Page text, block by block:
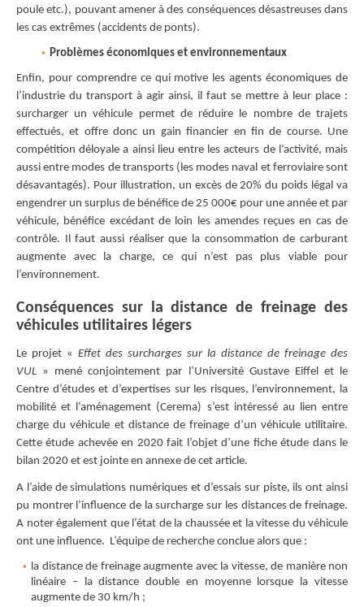
poule etc.), pouvant amener à des conséquences désastreuses dans
les cas extrêmes (accidents de ponts).
Problèmes économiques et environnementaux
Enfin, pour comprendre ce qui motive les agents économiques de
l’industrie du transport à agir ainsi, il faut se mettre à leur place :
surcharger un véhicule permet de réduire le nombre de trajets
effectués, et offre donc un gain financier en fin de course. Une
compétition déloyale a ainsi lieu entre les acteurs de l’activité, mais
aussi entre modes de transports (les modes naval et ferroviaire sont
désavantagés). Pour illustration, un excès de 20% du poids légal va
engendrer un surplus de bénéfice de 25 000€ pour une année et par
véhicule, bénéfice excédant de loin les amendes reçues en cas de
contrôle. Il faut aussi réaliser que la consommation de carburant
augmente avec la charge, ce qui n’est pas plus viable pour
l’environnement.
Conséquences sur la distance de freinage des
véhicules utilitaires légers
Le projet « Effet des surcharges sur la distance de freinage des
VUL » mené conjointement par l’Université Gustave Eiffel et le
Centre d’études et d’expertises sur les risques, l’environnement, la
mobilité et l’aménagement (Cerema) s’est intéressé au lien entre
charge du véhicule et distance de freinage d’un véhicule utilitaire.
Cette étude achevée en 2020 fait l’objet d’une fiche étude dans le
bilan 2020 et est jointe en annexe de cet article.
A l’aide de simulations numériques et d’essais sur piste, ils ont ainsi
pu montrer l’influence de la surcharge sur les distances de freinage.
A noter également que l’état de la chaussée et la vitesse du véhicule
ont une influence. L’équipe de recherche conclue alors que :
la distance de freinage augmente avec la vitesse, de manière non
linéaire – la distance double en moyenne lorsque la vitesse
augmente de 30 km/h ;